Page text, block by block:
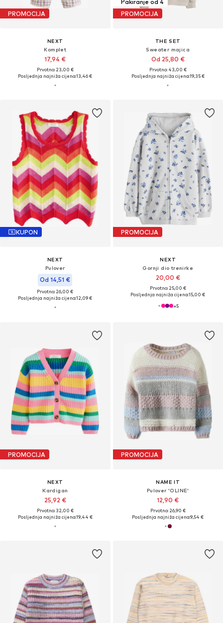
PROMOCIJA
NEXT
Komplet
17,94 €
Prvotno: 23,00 €
Posljednja najniža cijena:13,46 €
Pakiranje od 4
PROMOCIJA
THE SET
Sweater majica
Od 25,80 €
Prvotno: 43,00 €
Posljednja najniža cijena:19,35 €
KUPON
NEXT
Pulover
Od 14,51 €
Prvotno: 26,00 €
Posljednja najniža cijena:12,09 €
PROMOCIJA
NEXT
Gornji dio trenirke
20,00 €
Prvotno: 25,00 €
Posljednja najniža cijena:15,00 €
+5
PROMOCIJA
NEXT
Kardigan
25,92 €
Prvotno: 32,00 €
Posljednja najniža cijena:19,44 €
PROMOCIJA
NAME IT
Pulover 'OLINE'
12,90 €
Prvotno: 26,90 €
Posljednja najniža cijena:9,54 €